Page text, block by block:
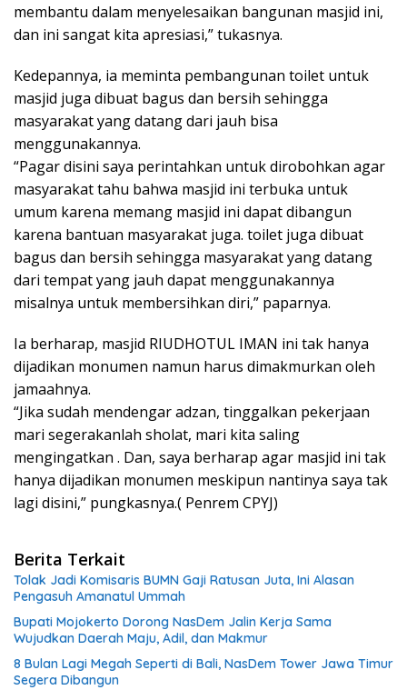
membantu dalam menyelesaikan bangunan masjid ini,
dan ini sangat kita apresiasi,” tukasnya.
Kedepannya, ia meminta pembangunan toilet untuk
masjid juga dibuat bagus dan bersih sehingga
masyarakat yang datang dari jauh bisa
menggunakannya.
“Pagar disini saya perintahkan untuk dirobohkan agar
masyarakat tahu bahwa masjid ini terbuka untuk
umum karena memang masjid ini dapat dibangun
karena bantuan masyarakat juga. toilet juga dibuat
bagus dan bersih sehingga masyarakat yang datang
dari tempat yang jauh dapat menggunakannya
misalnya untuk membersihkan diri,” paparnya.
Ia berharap, masjid RIUDHOTUL IMAN ini tak hanya
dijadikan monumen namun harus dimakmurkan oleh
jamaahnya.
“Jika sudah mendengar adzan, tinggalkan pekerjaan
mari segerakanlah sholat, mari kita saling
mengingatkan . Dan, saya berharap agar masjid ini tak
hanya dijadikan monumen meskipun nantinya saya tak
lagi disini,” pungkasnya.( Penrem CPYJ)
Berita Terkait
Tolak Jadi Komisaris BUMN Gaji Ratusan Juta, Ini Alasan
Pengasuh Amanatul Ummah
Bupati Mojokerto Dorong NasDem Jalin Kerja Sama
Wujudkan Daerah Maju, Adil, dan Makmur
8 Bulan Lagi Megah Seperti di Bali, NasDem Tower Jawa Timur
Segera Dibangun